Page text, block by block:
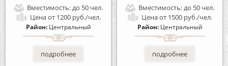
Вместимость:до 50 чел.
Ценаот 1200 руб./чел.
Район: Центральный
подробнее
Вместимость:до 50 чел.
Ценаот 1500 руб./чел.
Район: Центральный
подробнее